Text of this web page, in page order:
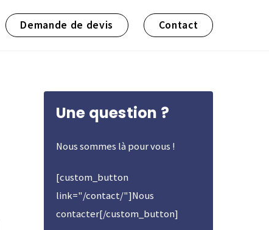
Demande de devis Contact
Une question ?
Nous sommes là pour vous !
[custom_button
link="/contact/"]Nous
contacter[/custom_button]